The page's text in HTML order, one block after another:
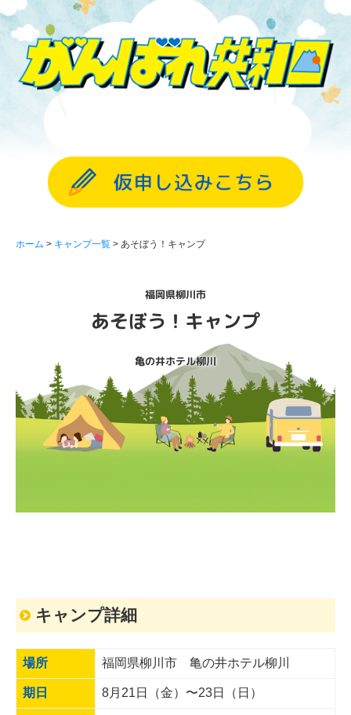
ホーム キャンプ一覧 あそぼう！キャンプ
福岡県柳川市
あそぼう！キャンプ
亀の井ホテル柳川
キャンプ詳細
場所 福岡県柳川市 亀の井ホテル柳川
期日 8月21日（金）〜23日（日）